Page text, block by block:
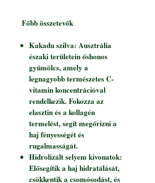
Főbb összetevők
Kakadu szilva: Ausztrália
északi területein őshonos
gyümölcs, amely a
legnagyobb természetes C-
vitamin koncentrációval
rendelkezik. Fokozza az
elasztin és a kollagén
termelést, segít megőrizni a
haj fényességét és
rugalmasságát.
Hidrolizált selyem kivonatok:
Elősegítik a haj hidratálását,
csökkentik a csomósodást, és